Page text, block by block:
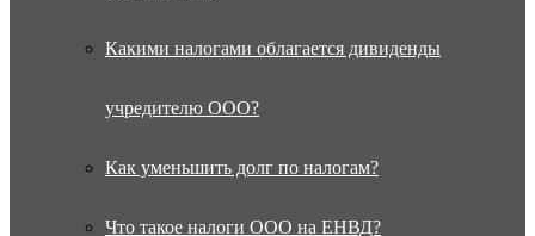
Какими налогами облагается дивиденды
учредителю ООО?
Как уменьшить долг по налогам?
Что такое налоги ООО на ЕНВД?